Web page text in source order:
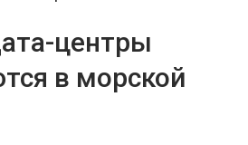
центры
в морской